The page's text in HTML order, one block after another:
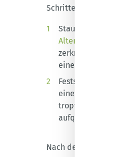
Schritten sauber,
Staub und
Alternative)
zerkratzen
einer speziellen
Festsitzenden
einen
tropfnass
aufquellen
Nach der